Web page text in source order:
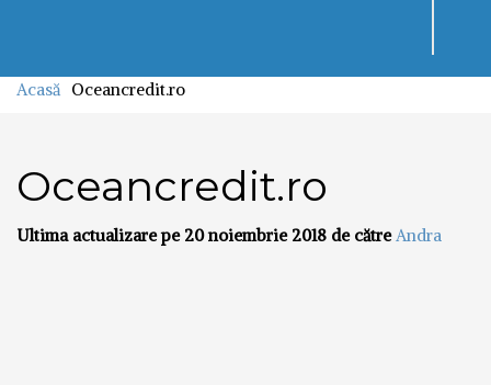
Acasă Oceancredit.ro
Oceancredit.ro
Ultima actualizare pe 20 noiembrie 2018 de către Andra